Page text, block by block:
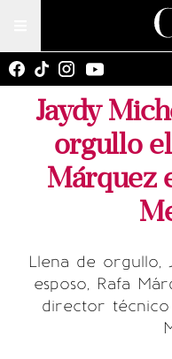
Jaydy
orgullo
Márquez
Llena de orgullo,
esposo, Rafa
director técnico